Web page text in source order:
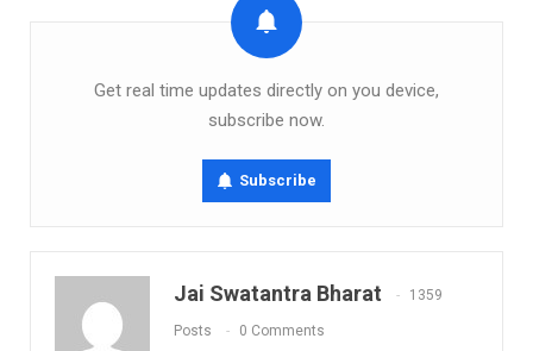
Get real time updates directly on you device,
subscribe now.
Subscribe
Jai Swatantra Bharat 1359
Posts 0 Comments